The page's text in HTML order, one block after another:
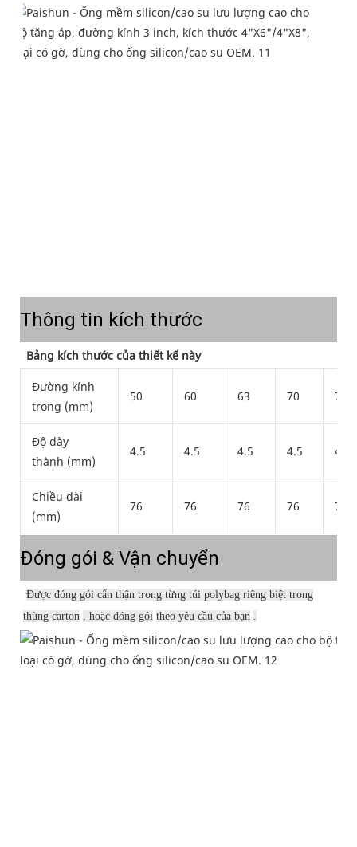
Thông tin kích thước
Bảng kích thước của thiết kế này
Đường kính
trong (mm)
50 60 63 70 76
Độ dày
thành (mm)
4.5 4.5 4.5 4.5 4.5
Chiều dài
(mm)
76 76 76 76 76
Đóng gói & Vận chuyển
Được đóng gói cẩn thận trong từng túi polybag riêng biệt trong
thùng carton
, hoặc đóng gói theo yêu cầu của bạn